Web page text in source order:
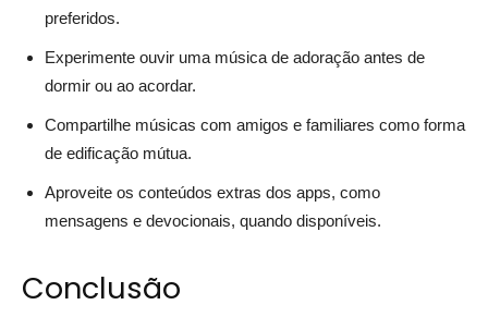
preferidos.
Experimente ouvir uma música de adoração antes de
dormir ou ao acordar.
Compartilhe músicas com amigos e familiares como forma
de edificação mútua.
Aproveite os conteúdos extras dos apps, como
mensagens e devocionais, quando disponíveis.
Conclusão